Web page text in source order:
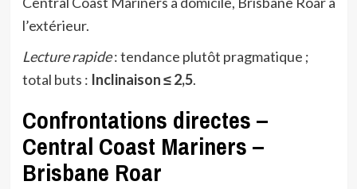
l’extérieur.
Lecture rapide: tendance plutôt pragmatique ;
total buts : Inclinaison ≤ 2,5.
Confrontations directes –
Central Coast Mariners –
Brisbane Roar